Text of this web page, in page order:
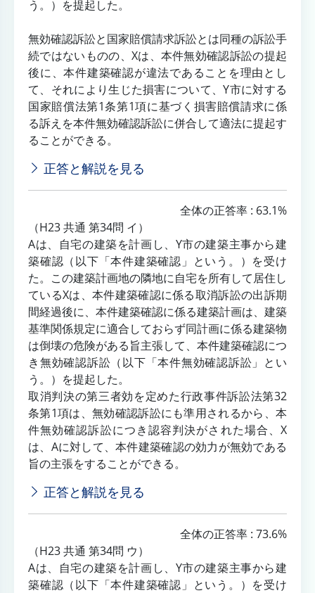
う。）を提起した。
無効確認訴訟と国家賠償請求訴訟とは同種の訴訟手
続ではないものの、Xは、本件無効確認訴訟の提起
後に、本件建築確認が違法であることを理由とし
て、それにより生じた損害について、Y市に対する
国家賠償法第1条第1項に基づく損害賠償請求に係
る訴えを本件無効確認訴訟に併合して適法に提起す
ることができる。
正答と解説を見る
全体の正答率 : 63.1%
（H23 共通 第34問 イ）
Aは、自宅の建築を計画し、Y市の建築主事から建
築確認（以下「本件建築確認」という。）を受け
た。この建築計画地の隣地に自宅を所有して居住し
ているXは、本件建築確認に係る取消訴訟の出訴期
間経過後に、本件建築確認に係る建築計画は、建築
基準関係規定に適合しておらず同計画に係る建築物
は倒壊の危険がある旨主張して、本件建築確認につ
き無効確認訴訟（以下「本件無効確認訴訟」とい
う。）を提起した。
取消判決の第三者効を定めた行政事件訴訟法第32
条第1項は、無効確認訴訟にも準用されるから、本
件無効確認訴訟につき認容判決がされた場合、X
は、Aに対して、本件建築確認の効力が無効である
旨の主張をすることができる。
正答と解説を見る
全体の正答率 : 73.6%
（H23 共通 第34問 ウ）
Aは、自宅の建築を計画し、Y市の建築主事から建
築確認（以下「本件建築確認」という。）を受け